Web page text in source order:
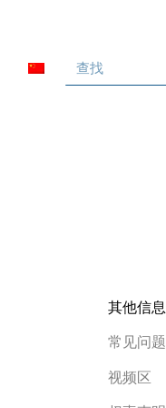
其他信息
常见问题
视频区